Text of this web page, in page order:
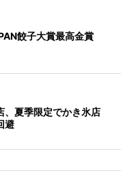
餃子大賞最高金賞
、夏季限定でかき氷店
避